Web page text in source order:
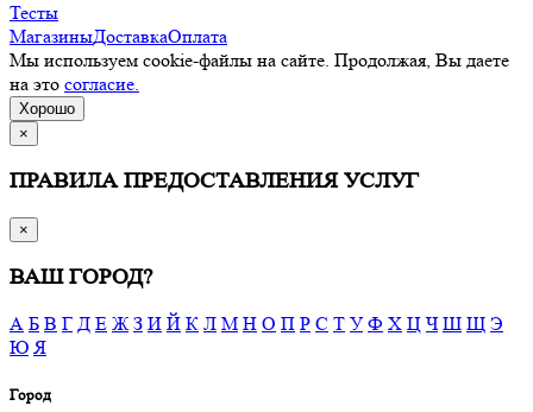
Тесты
МагазиныДоставкаОплата
Мы используем cookie-файлы на сайте. Продолжая, Вы даете
на это согласие.
Хорошо
×
ПРАВИЛА ПРЕДОСТАВЛЕНИЯ УСЛУГ
×
ВАШ ГОРОД?
А Б В Г Д Е Ж З И Й К Л М Н О П Р С Т У Ф Х Ц Ч Ш Щ Э
Ю Я
Город